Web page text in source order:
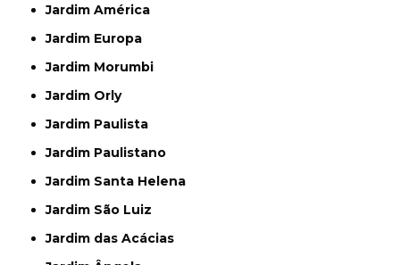
Jardim América
Jardim Europa
Jardim Morumbi
Jardim Orly
Jardim Paulista
Jardim Paulistano
Jardim Santa Helena
Jardim São Luiz
Jardim das Acácias